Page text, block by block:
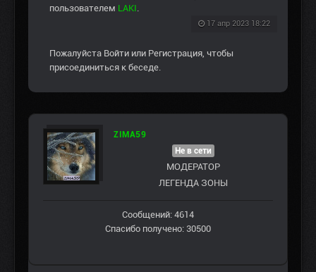
пользователем LAKI
17 апр 2023 18:22
Пожалуйста Войти или Регистрация , чтобы
присоединиться к беседе.
ZIMA59
Не в сети
МОДЕРАТОР
ЛЕГЕНДА ЗОНЫ
Сообщений: 4614
Спасибо получено: 30500